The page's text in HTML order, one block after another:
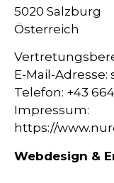
5020 Salzburg
Österreich
E-Mail-
Telefon: +43
Impressum:
https://
Webdesign &